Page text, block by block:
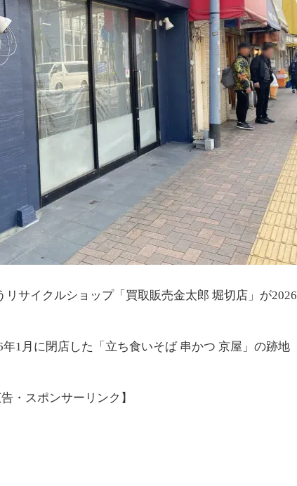
サイクルショップ「買取販売金太郎 堀切店」が2026
1月に閉店した「立ち食いそば 串かつ 京屋」の跡地
告・スポンサーリンク】